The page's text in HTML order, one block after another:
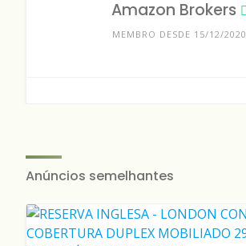
Amazon Brokers
MEMBRO DESDE 15/12/2020
Anúncios semelhantes